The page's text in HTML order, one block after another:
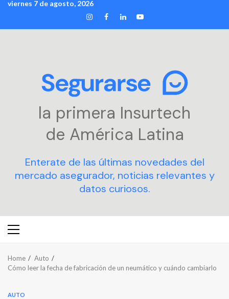
Skip
content
viernes 7 de agosto, 2026
INSTAGRAM
FACEBOOK
LINKEDIN
YOUTUBE
la primera Insurtech
de América Latina
Enterate de las últimas novedades del
mercado asegurador, noticias relevantes y
datos curiosos.
Primary
Home
Auto
Cómo leer la fecha de fabricación de un neumático y cuándo cambiarlo
AUTO